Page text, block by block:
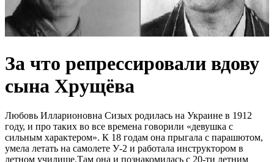
За что репрессировали вдову
сына Хрущёва
Любовь Илларионовна Сизых родилась на Украине в 1912
году, и про таких во все времена говорили «девушка с
сильным характером». К 18 годам она прыгала с парашютом,
умела летать на самолете У-2 и работала инструктором в
летном училище.Там она и познакомилась с 20-ти летним